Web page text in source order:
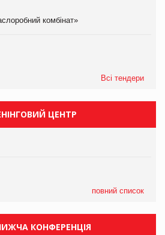
комбінат»
Всі тендери
ЦЕНТР
повний список
КОНФЕРЕНЦІЯ